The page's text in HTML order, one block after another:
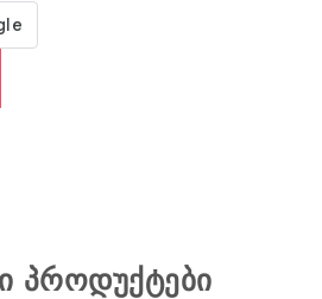
პროდუქტები